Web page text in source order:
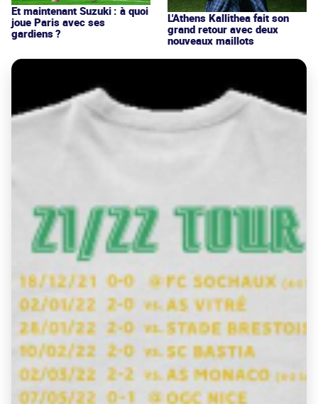
Et maintenant Suzuki : à quoi
joue Paris avec ses
gardiens ?
L'Athens Kallithea fait son
grand retour avec deux
nouveaux maillots